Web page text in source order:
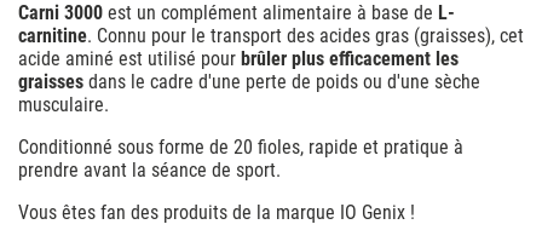
Carni 3000 est un complément alimentaire à base de L-
carnitine. Connu pour le transport des acides gras (graisses), cet
acide aminé est utilisé pour brûler plus efficacement les
graisses dans le cadre d'une perte de poids ou d'une sèche
musculaire.
Conditionné sous forme de 20 fioles, rapide et pratique à
prendre avant la séance de sport.
Vous êtes fan des produits de la marque IO Genix !